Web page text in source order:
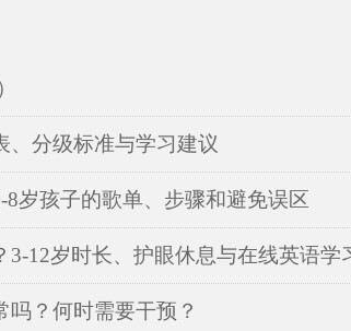
、分级标准与学习建议
岁孩子的歌单、步骤和避免误区
12岁时长、护眼休息与在线英语学
？何时需要干预？